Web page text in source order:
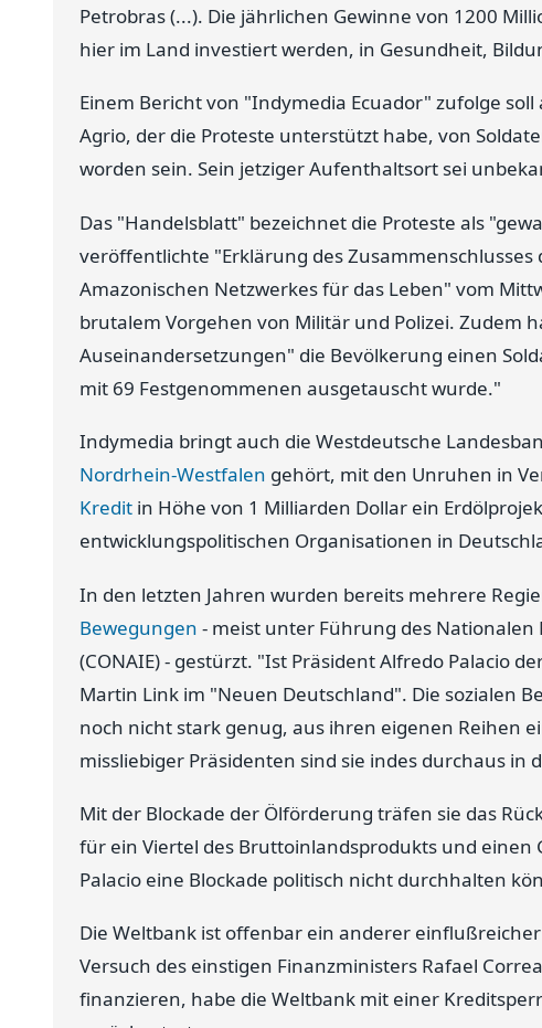
Petrobras (...). Die jährlichen Gewinne von 1200
hier im Land investiert werden, in Gesundheit,
Einem Bericht von "Indymedia Ecuador" zufolge
Agrio, der die Proteste unterstützt habe, von
worden sein. Sein jetziger Aufenthaltsort sei
Das "Handelsblatt" bezeichnet die Proteste als
veröffentlichte "Erklärung des Zusammenschlusses
Amazonischen Netzwerkes für das Leben" vom
brutalem Vorgehen von Militär und Polizei. Zudem
Auseinandersetzungen" die Bevölkerung einen
mit 69 Festgenommenen ausgetauscht wurde."
Indymedia bringt auch die Westdeutsche
Nordrhein-Westfalen gehört, mit den Unruhen in
Kredit in Höhe von 1 Milliarden Dollar ein
entwicklungspolitischen Organisationen in
In den letzten Jahren wurden bereits mehrere
Bewegungen - meist unter Führung des Nationalen
(CONAIE) - gestürzt. "Ist Präsident Alfredo Palacio
Martin Link im "Neuen Deutschland". Die sozialen
noch nicht stark genug, aus ihren eigenen Reihen
missliebiger Präsidenten sind sie indes durchaus in
Mit der Blockade der Ölförderung träfen sie das
für ein Viertel des Bruttoinlandsprodukts und einen
Palacio eine Blockade politisch nicht durchhalten
Die Weltbank ist offenbar ein anderer
Versuch des einstigen Finanzministers Rafael
finanzieren, habe die Weltbank mit einer